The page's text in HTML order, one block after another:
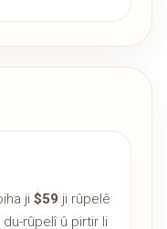
ji $59 ji rûpelê
rûpelî û pirtir li